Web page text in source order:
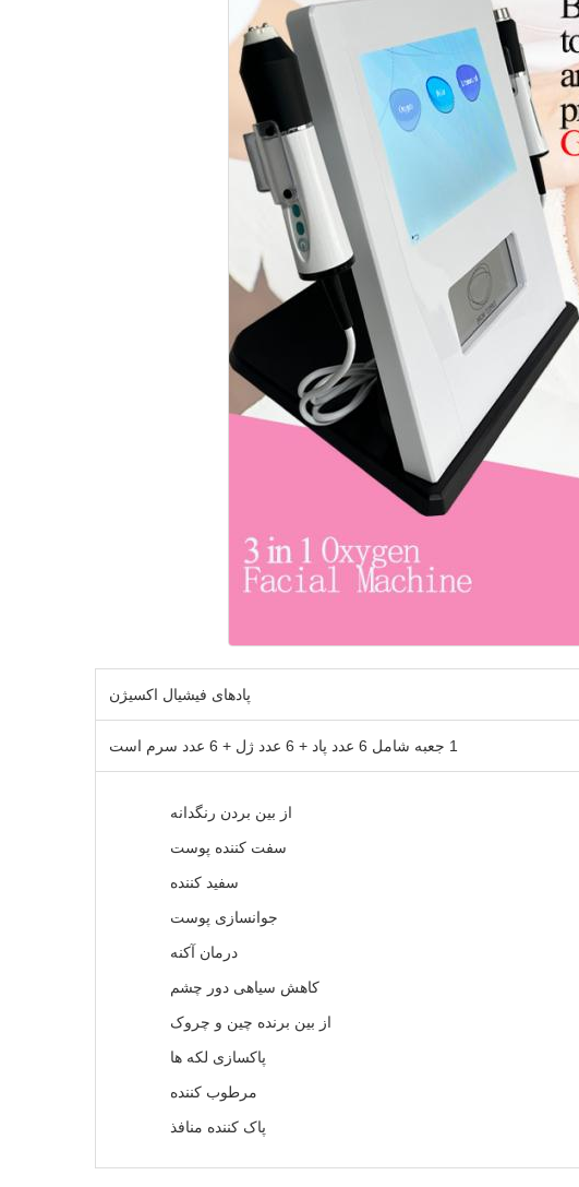
پادهای فیشیال اکسیژن
1 جعبه شامل 6 عدد پاد + 6 عدد ژل + 6 عدد سرم است
از بین بردن رنگدانه
سفت کننده پوست
سفید کننده
جوانسازی پوست
درمان آکنه
کاهش سیاهی دور چشم
از بین برنده چین و چروک
پاکسازی لکه ها
مرطوب کننده
پاک کننده منافذ